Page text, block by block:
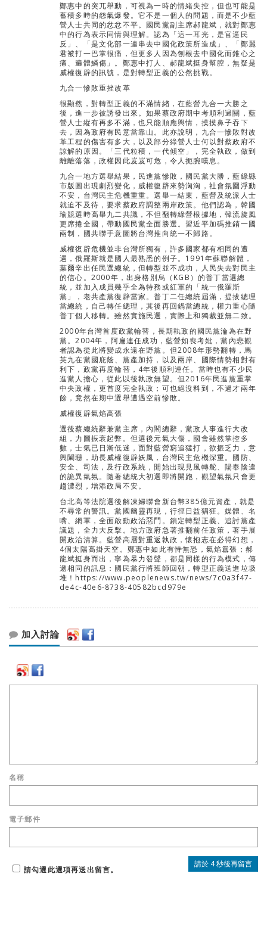
鄭惠中的突兀舉動，可視為一時的情緒失控，但也可能是
蓄積多時的怨氣爆發。它不是一個人的問題，而是不少藍
營人士共同的忿忿不平。國民黨副主席郝龍斌，就對鄭惠
中的行為表示同情與理解。認為「這一耳光，是官逼民
反」、「是文化部一連串去中國化政策所造成」、「鄭麗
君被打一巴掌很痛，但更多人因為刨根去中國化而錐心之
痛、遍體鱗傷」。鄭惠中打人、郝龍斌挺身幫腔，無疑是
威權復辟的訊號，是對轉型正義的公然挑戰。
九合一慘敗重挫改革
很顯然，對轉型正義的不滿情緖，在藍營九合一大勝之
後，進一步被誘發出來。如果蔡政府期中考順利過關，藍
營人士縱有再多不滿，也只能順應輿情，摸摸鼻子吞下
去，因為政府有民意當靠山。此亦說明，九合一慘敗對改
革工程的傷害有多大，以及部分綠營人士何以對蔡政府不
諒解的原因。「三代粒積，一代傾空」，完全執政，做到
離離落落，政權因此岌岌可危，令人扼腕嘆息。
九合一地方選舉結果，民進黨慘敗，國民黨大勝，藍綠縣
市版圖出現劇烈變化，威權復辟來勢洶洶，社會氛圍浮動
不安，台灣民主危機重重。選舉一結束，藍營及統派人士
就迫不及待，要求蔡政府調整兩岸政策。他們認為，韓國
瑜競選時高舉九二共識，不但翻轉綠營根據地，韓流旋風
更席捲全國，帶動國民黨全面勝選。習近平加碼推銷一國
兩制，國共聯手意圖將台灣推向統一不歸路。
威權復辟危機並非台灣所獨有，許多國家都有相同的遭
遇，俄羅斯就是國人最熟悉的例子。1991年蘇聯解體，
葉爾辛出任民選總統，但轉型並不成功，人民失去對民主
的信心。2000年，出身格別烏（KGB）的普丁當選總
統，並加入成員幾乎全為特務或紅軍的「統一俄羅斯
黨」，老共產黨復辟當家。普丁二任總統屆滿，提拔總理
當總統，自己轉任總理，其後再回鍋當總統，權力重心隨
普丁個人移轉。雖然實施民選，實際上和獨裁並無二致。
2000年台灣首度政黨輪替，長期執政的國民黨淪為在野
黨。2004年，阿扁連任成功，藍營如喪考妣，黨內悲觀
者認為從此將變成永遠在野黨。但2008年形勢翻轉，馬
英九在黨國庇蔭、黨產加持，以及兩岸、國際情勢相對有
利下，政黨再度輪替，4年後順利連任。當時也有不少民
進黨人擔心，從此以後執政無望。但2016年民進黨重掌
中央政權，更首度完全執政；可也絕沒料到，不過才兩年
餘，竟然在期中選舉遭遇空前慘敗。
威權復辟氣焰高張
選後蔡總統辭兼黨主席，內閣總辭，黨政人事進行大改
組，力圖振衰起弊。但選後元氣大傷，國會雖然掌控多
數，士氣已日漸低迷，面對藍營窮追猛打，欲振乏力，意
興闌珊，助長威權復辟妖風，台灣民主危機深重。國防、
安全、司法，及行政系統，開始出現見風轉舵、陽奉陰違
的詭異氣氛。隨著總統大初選即將開跑，觀望氣氛只會更
趨濃烈，增添政局不安。
台北高等法院選後解凍婦聯會新台幣385億元資產，就是
不尋常的警訊。黨國幽靈再現，行徑日益猖狂。媒體、名
嘴、網軍，全面啟動政治惡鬥。鎖定轉型正義、追討黨產
議題，全力大反擊。地方政府急著推翻前任政策，著手展
開政治清算。藍營高層對重返執政，懷抱志在必得幻想，
4個太陽高掛天空。鄭惠中如此有恃無恐，氣焰囂張；郝
龍斌挺身而出，寧為暴力發聲，都是同樣的行為模式，傳
遞相同的訊息：國民黨行將班師回朝，轉型正義送進垃圾
堆！https://www.peoplenews.tw/news/7c0a3f47-
de4c-40e6-8738-40582bcd979e
加入討論
名稱
電子郵件
請勾選此選項再送出留言。